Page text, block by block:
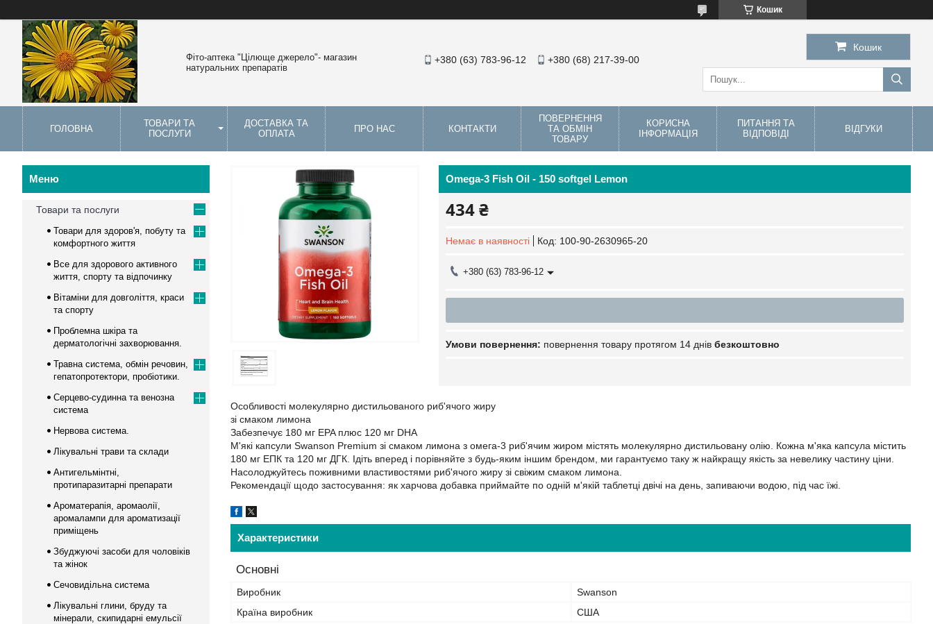
Кошик
Фіто-аптека "Цілюще джерело"- магазин
натуральних препаратів
+380 (63) 783-96-12 +380 (68) 217-39-00
Кошик
ГОЛОВНА
ТОВАРИ ТА
ПОСЛУГИ
ДОСТАВКА ТА
ОПЛАТА
ПРО НАС КОНТАКТИ
ПОВЕРНЕННЯ
ТА ОБМІН
ТОВАРУ
КОРИСНА
ІНФОРМАЦІЯ
ПИТАННЯ ТА
ВІДПОВІДІ
ВІДГУКИ
Omega-3 Fish Oil - 150 softgel Lemon
434 ₴
Немає в наявності Код: 100-90-2630965-20
+380 (63) 783-96-12
повернення товару протягом 14 днів безкоштовно
Особливості молекулярно дистильованого риб'ячого жиру
зі смаком лимона
Забезпечує 180 мг EPA плюс 120 мг DHA
М'які капсули Swanson Premium зі смаком лимона з омега-3 риб'ячим жиром містять молекулярно дистильовану олію. Кожна м'яка капсула містить
180 мг ЕПК та 120 мг ДГК. Ідіть вперед і порівняйте з будь-яким іншим брендом, ми гарантуємо таку ж найкращу якість за невелику частину ціни.
Насолоджуйтесь поживними властивостями риб'ячого жиру зі свіжим смаком лимона.
Рекомендації щодо застосування: як харчова добавка приймайте по одній м'якій таблетці двічі на день, запиваючи водою, під час їжі.
Характеристики
Основні
Виробник
Swanson
Країна виробник
США
Товари та послуги
Товари для здоров'я, побуту та
комфортного життя
Все для здорового активного
життя, спорту та відпочинку
Вітаміни для довголіття, краси
та спорту
Проблемна шкіра та
дерматологічні захворювання.
Травна система, обмін речовин,
гепатопротектори, пробіотики.
Серцево-судинна та венозна
система
Нервова система.
Лікувальні трави та склади
Антигельмінтні,
протипаразитарні препарати
Ароматерапія, аромаолії,
аромалампи для ароматизації
приміщень
Збуджуючі засоби для чоловіків
та жінок
Сечовидільна система
Лікувальні глини, бруду та
мінерали, скипидарні емульсії